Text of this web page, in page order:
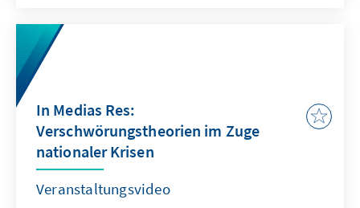
In Medias Res:
Verschwörungstheorien im Zuge
nationaler Krisen
Veranstaltungsvideo